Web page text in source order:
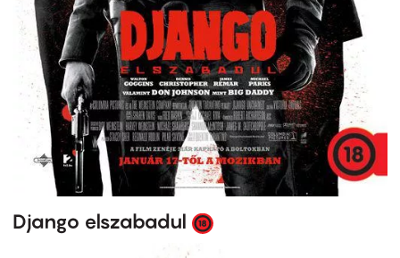
Django elszabadul